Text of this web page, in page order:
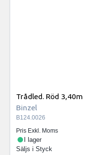
Trådled. Röd 3,40m
Binzel
B124.0026
Pris Exkl. Moms
I lager
Säljs i Styck